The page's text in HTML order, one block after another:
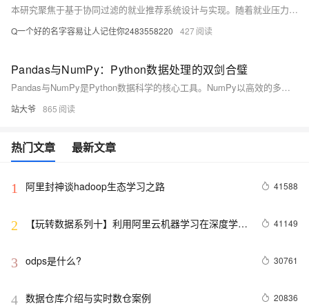
本研究聚焦于基于协同过滤的就业推荐系统设计与实现。随着就业压力增大和信息技术发展，传统求职方式面临挑战。通过分析用户行为与职位特征，协同过滤技术可实现个性化职位推荐，提升求职与招聘效率。研究涵盖系统架构、数据采集、算法实现及可视化展示，旨在优化就业匹配，促进人才与岗位精准对接，助力就业市场智能化发展。
Q一个好的名字容易让人记住你2483558220 427
Pandas与NumPy：Python数据处理的双剑合璧
Pandas与NumPy是Python数据科学的核心工具。NumPy以高效的多维数组支持数值计算，适用于大规模矩阵运算；Pandas则提供灵活的DataFrame结构，擅长处理表格型数据与缺失值。二者在性能与功能上各具优势，协同构建现代数据分析的技术基石。
站大爷 865
热门文章 最新文章
1 阿里封神谈hadoop生态学习之路 41588
2
【玩转数据系列十】利用阿里云机器学习在深度学习
41149
3 odps是什么? 30761
4 数据仓库介绍与实时数仓案例 20836